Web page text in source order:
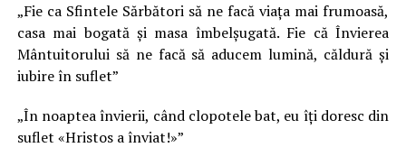
„Fie ca Sfintele Sărbători să ne facă viaţa mai frumoasă,
casa mai bogată şi masa îmbelșugată. Fie că Învierea
Mântuitorului să ne facă să aducem lumină, căldură şi
iubire în suflet”
„În noaptea învierii, când clopotele bat, eu îţi doresc din
suflet «Hristos a înviat!»”